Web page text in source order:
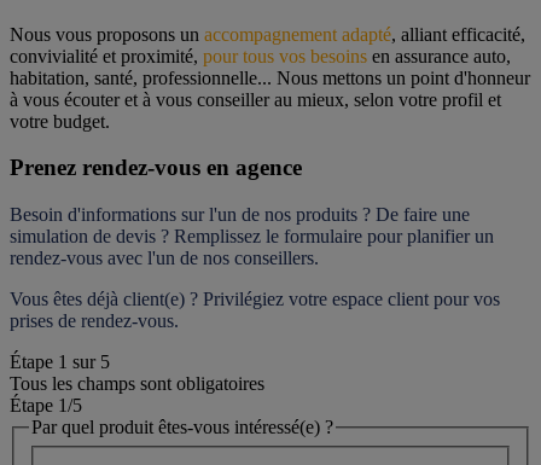
Nous vous proposons un accompagnement adapté, alliant efficacité,
convivialité et proximité, pour tous vos besoins en assurance auto,
habitation, santé, professionnelle... Nous mettons un point d'honneur
à vous écouter et à vous conseiller au mieux, selon votre profil et
votre budget.
Prenez rendez-vous en agence
Besoin d'informations sur l'un de nos produits ? De faire une
simulation de devis ? Remplissez le formulaire pour planifier un
rendez-vous avec l'un de nos conseillers.
Vous êtes déjà client(e) ? Privilégiez votre espace client pour vos
prises de rendez-vous.
Étape 1 sur 5
Tous les champs sont obligatoires
Étape 1/5
Par quel produit êtes-vous intéressé(e) ?